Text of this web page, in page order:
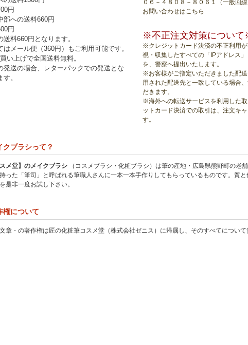
円
への送料660円
円
料660円となります。
メール便（360円）もご利用可能です。
い上げで全国送料無料。
発送の場合、レターパックでの発送とな
。
０６－４８０８－８０６１（一般回線
お問い合わせはこちら
※不正注文対策につい
※クレジットカード決済の不正利用
視・収集したすべての「IPアドレス
を、警察へ提出いたします。
※お客様がご指定いただきました配
用された配送先と一致している場合
だきます。
※海外への転送サービスを利用した
ットカード決済での取引は、注文キ
す。
クブラシって？
メ堂】のメイクブラシ
（コスメブラシ・化粧ブラシ）は筆の産地・広島県熊野町の老
った「筆司」と呼ばれる筆職人さんに一本一本手作りしてもらっているものです。質
是非一度お試し下さい。
権について
章・の著作権は匠の化粧筆コスメ堂（株式会社ゼニス）に帰属し、そのすべてについ